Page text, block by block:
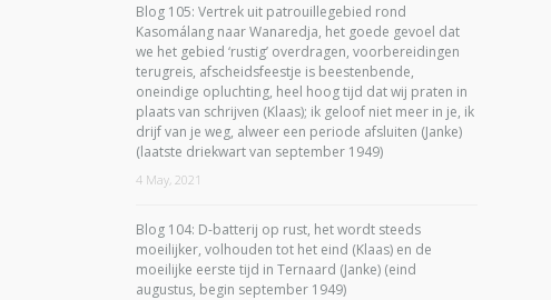
Blog 105: Vertrek uit patrouillegebied rond
Kasomálang naar Wanaredja, het goede gevoel dat
we het gebied ‘rustig’ overdragen, voorbereidingen
terugreis, afscheidsfeestje is beestenbende,
oneindige opluchting, heel hoog tijd dat wij praten in
plaats van schrijven (Klaas); ik geloof niet meer in je, ik
drijf van je weg, alweer een periode afsluiten (Janke)
(laatste driekwart van september 1949)
4 May, 2021
Blog 104: D-batterij op rust, het wordt steeds
moeilijker, volhouden tot het eind (Klaas) en de
moeilijke eerste tijd in Ternaard (Janke) (eind
augustus, begin september 1949)